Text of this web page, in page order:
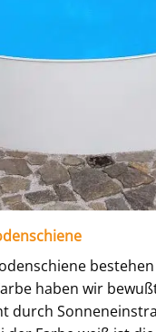
haben wir
durch